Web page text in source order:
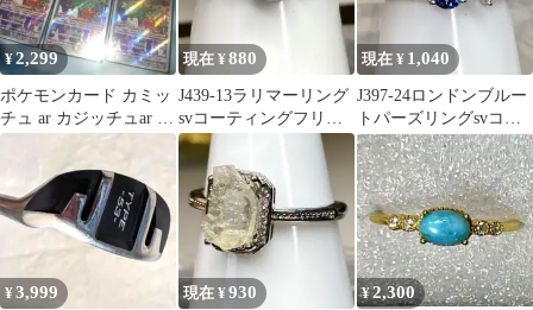
¥2,299
ポケモンカード カミッ
チュ ar カジッチュar 5
現在 ¥880
J439-13ラリマーリング
svコーティングフリー
サイズ
現在 ¥ 1,040
J397-24ロンドンブルー
トパーズリングsvコー
ティングフリーサイズ
¥3,999 現在 ¥930 ¥2,300